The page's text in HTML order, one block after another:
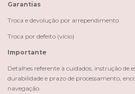
Garantias
Troca e devolução por arrependimento
Troca por defeito (vício)
Importante
Detalhes referente à cuidados, instrução de
durabilidade e prazo de processamento,
navegação.